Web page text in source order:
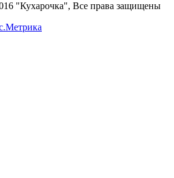
"Кухарочка", Все права защищены